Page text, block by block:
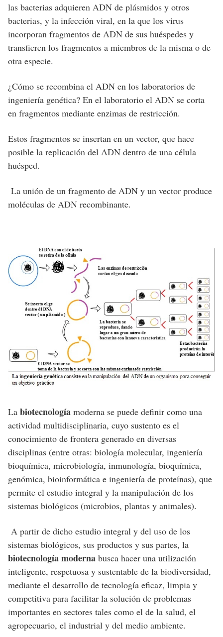
las bacterias adquieren ADN de plásmidos y otros
bacterias, y la infección viral, en la que los virus
incorporan fragmentos de ADN de sus huéspedes y
transfieren los fragmentos a miembros de la misma o de
otra especie.
¿Cómo se recombina el ADN en los laboratorios de
ingeniería genética? En el laboratorio el ADN se corta
en fragmentos mediante enzimas de restricción.
Estos fragmentos se insertan en un vector, que hace
posible la replicación del ADN dentro de una célula
huésped.
La unión de un fragmento de ADN y un vector produce
moléculas de ADN recombinante.
La biotecnología moderna se puede definir como una
actividad multidisciplinaria, cuyo sustento es el
conocimiento de frontera generado en diversas
disciplinas (entre otras: biología molecular, ingeniería
bioquímica, microbiología, inmunología, bioquímica,
genómica, bioinformática e ingeniería de proteínas), que
permite el estudio integral y la manipulación de los
sistemas biológicos (microbios, plantas y animales).
A partir de dicho estudio integral y del uso de los
sistemas biológicos, sus productos y sus partes, la
biotecnología moderna busca hacer una utilización
inteligente, respetuosa y sustentable de la biodiversidad,
mediante el desarrollo de tecnología eficaz, limpia y
competitiva para facilitar la solución de problemas
importantes en sectores tales como el de la salud, el
agropecuario, el industrial y del medio ambiente.